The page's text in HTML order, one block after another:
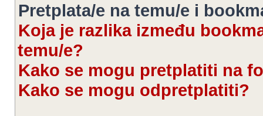
Pretplata/e na temu/e i
Koja je razlika između
temu/e?
Kako se mogu pretplatiti na
Kako se mogu odpretplatiti?